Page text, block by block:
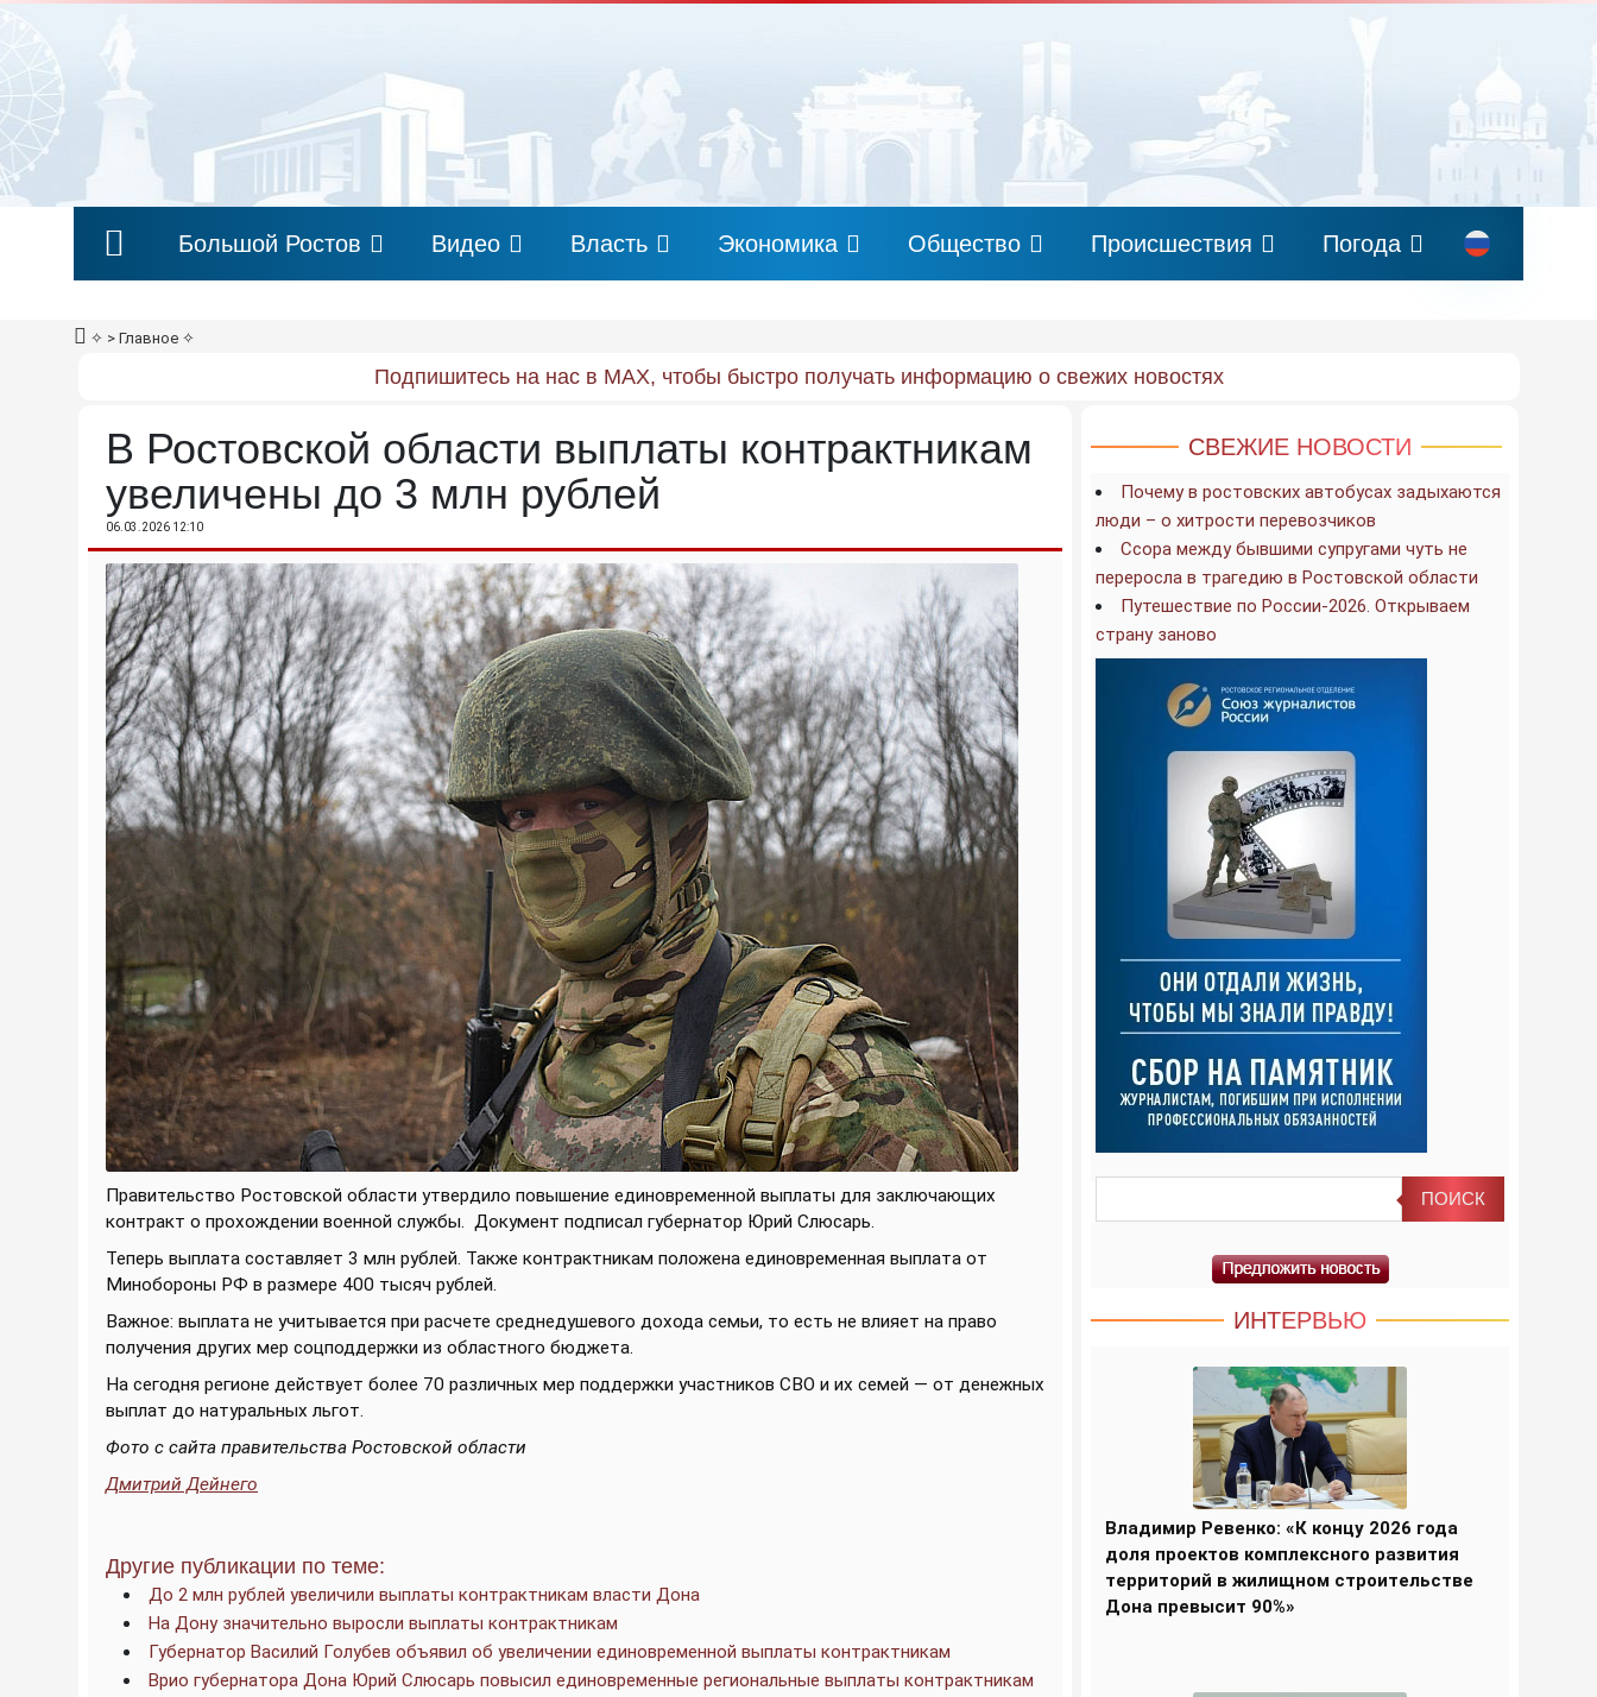
Большой Ростов Видео Власть Экономика Общество Происшествия Погода
✧ > Главное ✧
Подпишитесь на нас в MAX, чтобы быстро получать информацию о свежих новостях
В Ростовской области выплаты контрактникам
увеличены до 3 млн рублей
06.03.2026 12:10
Правительство Ростовской области утвердило повышение единовременной выплаты для заключающих
контракт о прохождении военной службы. Документ подписал губернатор Юрий Слюсарь.
Теперь выплата составляет 3 млн рублей. Также контрактникам положена единовременная выплата от
Минобороны РФ в размере 400 тысяч рублей.
Важное: выплата не учитывается при расчете среднедушевого дохода семьи, то есть не влияет на право
получения других мер соцподдержки из областного бюджета.
На сегодня регионе действует более 70 различных мер поддержки участников СВО и их семей — от денежных
выплат до натуральных льгот.
Фото с сайта правительства Ростовской области
Дмитрий Дейнего
Другие публикации по теме:
До 2 млн рублей увеличили выплаты контрактникам власти Дона
На Дону значительно выросли выплаты контрактникам
Губернатор Василий Голубев объявил об увеличении единовременной выплаты контрактникам
Врио губернатора Дона Юрий Слюсарь повысил единовременные региональные выплаты контрактникам
СВЕЖИЕ НОВОСТИ
Почему в ростовских автобусах задыхаются
люди – о хитрости перевозчиков
Ссора между бывшими супругами чуть не
переросла в трагедию в Ростовской области
Путешествие по России-2026. Открываем
страну заново
ИНТЕРВЬЮ
Владимир Ревенко: «К концу 2026 года
доля проектов комплексного развития
территорий в жилищном строительстве
Дона превысит 90%»